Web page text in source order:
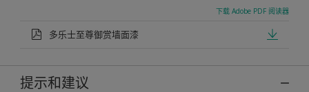
下载 Adobe PDF 阅读器
多乐士至尊御赏墙面漆
提示和建议